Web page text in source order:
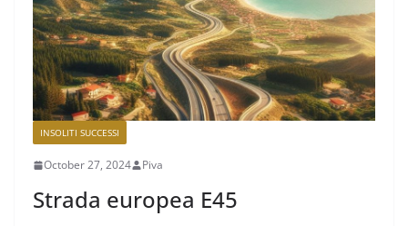
INSOLITI SUCCESSI
October 27, 2024 Piva
Strada europea E45